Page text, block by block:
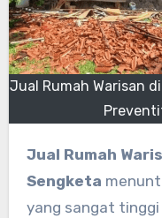
Jual Rumah Warisan
Jual Rumah Warisan di Bawah Tanah
Sengketa
yang sangat tinggi